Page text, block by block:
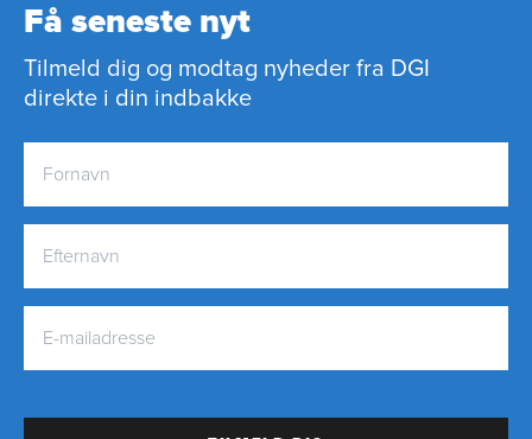
Få seneste nyt
Tilmeld dig og modtag nyheder fra DGI
direkte i din indbakke